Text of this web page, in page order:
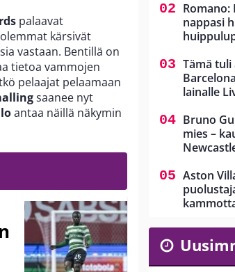
palaavat
kärsivät
vastaan. Bentillä on
tietoa vammojen
pelaajat pelaamaan
saanee nyt
antaa näillä näkymin
nappasi
Tämä tuli
lainalle
Bruno
mies –
Aston